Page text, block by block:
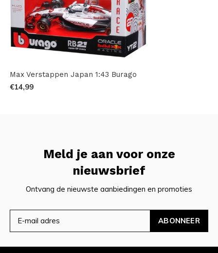
Max Verstappen Japan 1:43 Burago
€14,99
Meld je aan voor onze
nieuwsbrief
Ontvang de nieuwste aanbiedingen en promoties
ABONNEER